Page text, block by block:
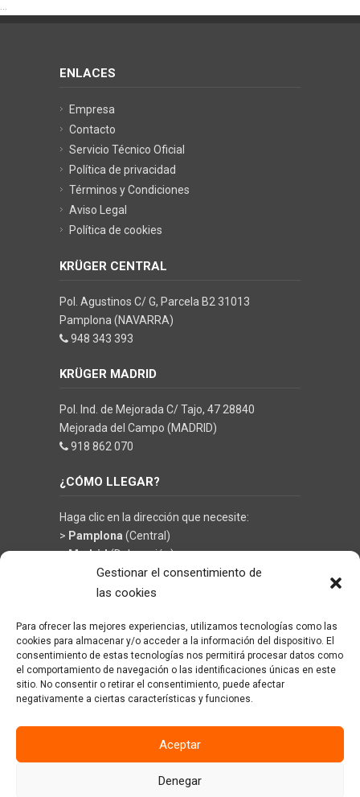
Gestionar el consentimiento de
las cookies
Para ofrecer las mejores experiencias, utilizamos tecnologías como las
cookies para almacenar y/o acceder a la información del dispositivo. El
consentimiento de estas tecnologías nos permitirá procesar datos como
el comportamiento de navegación o las identificaciones únicas en este
sitio. No consentir o retirar el consentimiento, puede afectar
negativamente a ciertas características y funciones.
Aceptar
Denegar
ENLACES
Empresa
Contacto
Servicio Técnico Oficial
Política de privacidad
Términos y Condiciones
Aviso Legal
Política de cookies
KRÜGER CENTRAL
Pol. Agustinos C/ G, Parcela B2 31013
Pamplona (NAVARRA)
948 343 393
KRÜGER MADRID
Pol. Ind. de Mejorada C/ Tajo, 47 28840
Mejorada del Campo (MADRID)
918 862 070
¿CÓMO LLEGAR?
Haga clic en la dirección que necesite:
> Pamplona (Central)
>Madrid(Delegación)
© KRÜGER TECHNOLOGY S.L.- Soluciones en
limpieza y climatización